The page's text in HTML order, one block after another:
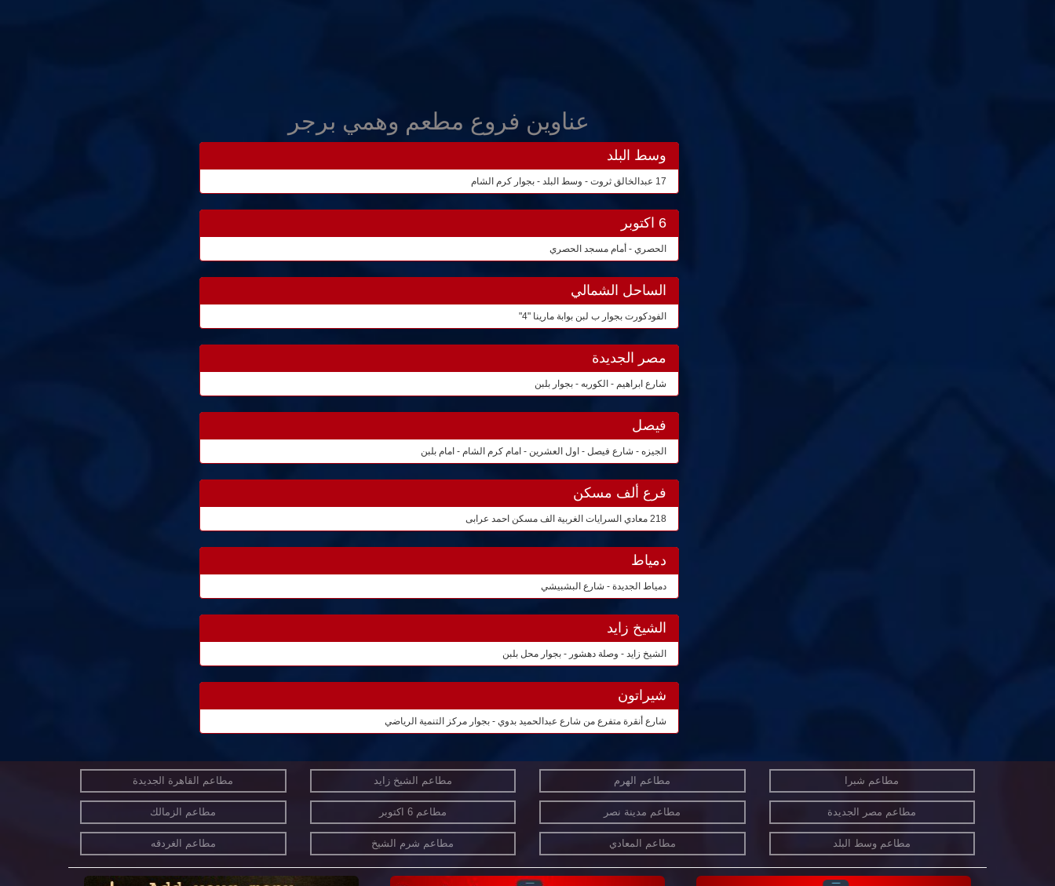
عناوين فروع مطعم وهمي برجر
وسط البلد
17 عبدالخالق ثروت - وسط البلد - بجوار كرم الشام
6 اكتوبر
الحصري - أمام مسجد الحصري
الساحل الشمالي
الفودكورت بجوار ب لبن بوابة مارينا "4"
مصر الجديدة
شارع ابراهيم - الكوربه - بجوار بلبن
فيصل
الجيزه - شارع فيصل - اول العشرين - امام كرم الشام - امام بلبن
فرع ألف مسكن
218 معادي السرايات الغربية الف مسكن احمد عرابى
دمياط
دمياط الجديدة - شارع البشبيشي
الشيخ زايد
الشيخ زايد - وصلة دهشور - بجوار محل بلبن
شيراتون
شارع أنقرة متفرع من شارع عبدالحميد بدوي - بجوار مركز التنمية الرياضي
مطاعم شبرا مطاعم الهرم مطاعم الشيخ زايد مطاعم القاهرة الجديدة
مطاعم مصر الجديدة مطاعم مدينة نصر مطاعم 6 اكتوبر مطاعم الزمالك
مطاعم وسط البلد مطاعم المعادي مطاعم شرم الشيخ مطاعم الغردقه